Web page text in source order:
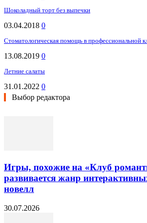
Шоколадный торт без выпечки
03.04.2018 0
Стоматологическая помощь в профессиональной
13.08.2019 0
Летние салаты
31.01.2022 0
Выбор редактора
Игры, похожие на «Клуб
развивается жанр
новелл
30.07.2026